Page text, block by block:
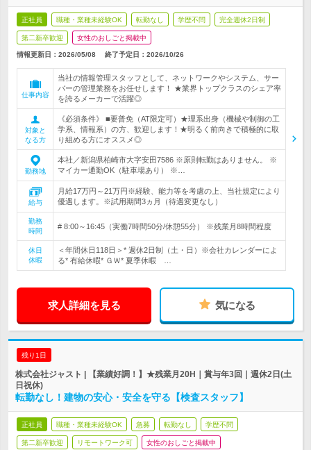
正社員 職種・業種未経験OK 転勤なし 学歴不問 完全週休2日制
第二新卒歓迎 女性のおしごと掲載中
情報更新日：2026/05/08 終了予定日： 2026/10/26
仕事内容
当社の情報管理スタッフとして、ネットワークやシステム、サー
バーの管理業務をお任せします！ ★業界トップクラスのシェア率
を誇るメーカーで活躍◎
対象と
なる方
《必須条件》 ■要普免（AT限定可）★理系出身（機械や制御の工
学系、情報系）の方、歓迎します！★明るく前向きで積極的に取
り組める方にオススメ◎
勤務地
本社／新潟県柏崎市大字安田7586 ※原則転勤はありません。 ※
マイカー通勤OK（駐車場あり） ※…
給与
月給17万円～21万円※経験、能力等を考慮の上、当社規定により
優遇します。※試用期間3ヵ月（待遇変更なし）
勤務
時間
# 8:00～16:45（実働7時間50分/休憩55分） ※残業月8時間程度
休日
休暇
＜年間休日118日＞* 週休2日制（土・日）※会社カレンダーによ
る* 有給休暇* ＧＷ* 夏季休暇 …
求人詳細を見る 気になる
残り1日
株式会社ジャスト | 【業績好調！】★残業月20H｜賞与年3回｜週休2日(土
日祝休)
転勤なし！建物の安心・安全を守る【検査スタッフ】
正社員 職種・業種未経験OK 急募 転勤なし 学歴不問
第二新卒歓迎 リモートワーク可 女性のおしごと掲載中